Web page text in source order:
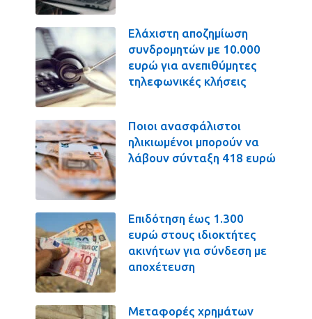
Ελάχιστη αποζημίωση
συνδρομητών με 10.000
ευρώ για ανεπιθύμητες
τηλεφωνικές κλήσεις
Ποιοι ανασφάλιστοι
ηλικιωμένοι μπορούν να
λάβουν σύνταξη 418 ευρώ
Επιδότηση έως 1.300
ευρώ στους ιδιοκτήτες
ακινήτων για σύνδεση με
αποχέτευση
Μεταφορές χρημάτων